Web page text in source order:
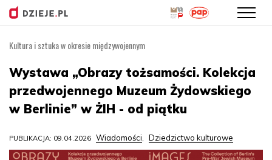
Przejdź
treści
Kultura i sztuka w okresie międzywojennym
Wystawa „Obrazy tożsamości. Kolekcja
przedwojennego Muzeum Żydowskiego
w Berlinie” w ŻIH - od piątku
PUBLIKACJA: 09.04.2026 Wiadomości, Dziedzictwo kulturowe